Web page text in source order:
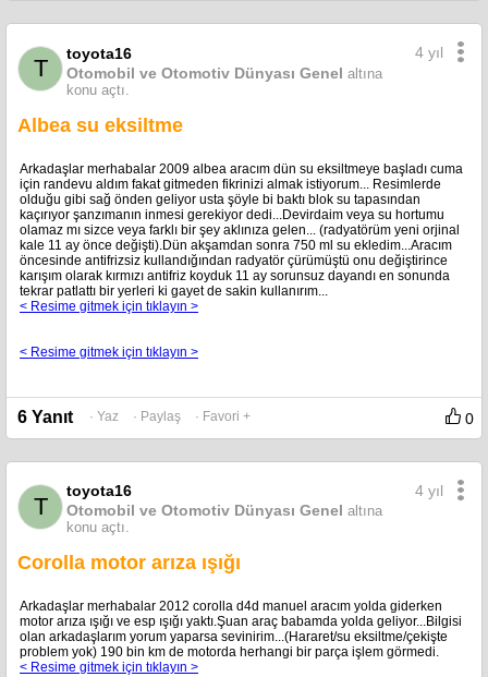
T
toyota16
Otomobil ve Otomotiv Dünyası Genel altına
konu açtı.
4 yıl
Albea su eksiltme
Arkadaşlar merhabalar 2009 albea aracım dün su eksiltmeye başladı cuma
için randevu aldım fakat gitmeden fikrinizi almak istiyorum... Resimlerde
olduğu gibi sağ önden geliyor usta şöyle bi baktı blok su tapasından
kaçırıyor şanzımanın inmesi gerekiyor dedi...Devirdaim veya su hortumu
olamaz mı sizce veya farklı bir şey aklınıza gelen... (radyatörüm yeni orjinal
kale 11 ay önce değişti).Dün akşamdan sonra 750 ml su ekledim...Aracım
öncesinde antifrizsiz kullandığından radyatör çürümüştü onu değiştirince
karışım olarak kırmızı antifriz koyduk 11 ay sorunsuz dayandı en sonunda
tekrar patlattı bir yerleri ki gayet de sakin kullanırım...
< Resime gitmek için tıklayın >
< Resime gitmek için tıklayın >
6 Yanıt · Yaz · Paylaş · Favori + 0
T
toyota16
Otomobil ve Otomotiv Dünyası Genel altına
konu açtı.
4 yıl
Corolla motor arıza ışığı
Arkadaşlar merhabalar 2012 corolla d4d manuel aracım yolda giderken
motor arıza ışığı ve esp ışığı yaktı.Şuan araç babamda yolda geliyor...Bilgisi
olan arkadaşlarım yorum yaparsa sevinirim...(Hararet/su eksiltme/çekişte
problem yok) 190 bin km de motorda herhangi bir parça işlem görmedi.
< Resime gitmek için tıklayın >